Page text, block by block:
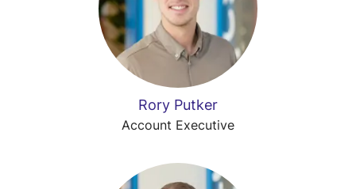
Rory Putker
Account Executive